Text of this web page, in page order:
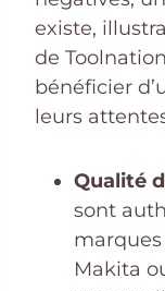
existe,
de
bénéficier
leurs
Qualité
sont
Makita